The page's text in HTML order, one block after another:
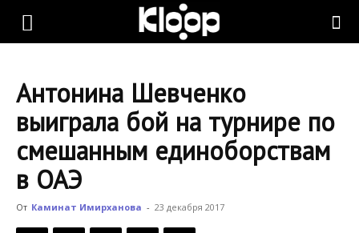
KLOOP.KG
Новости
Кыргызстана
Антонина Шевченко
выиграла бой на турнире по
смешанным единоборствам
в ОАЭ
От Каминат Имирханова - 23 декабря 2017